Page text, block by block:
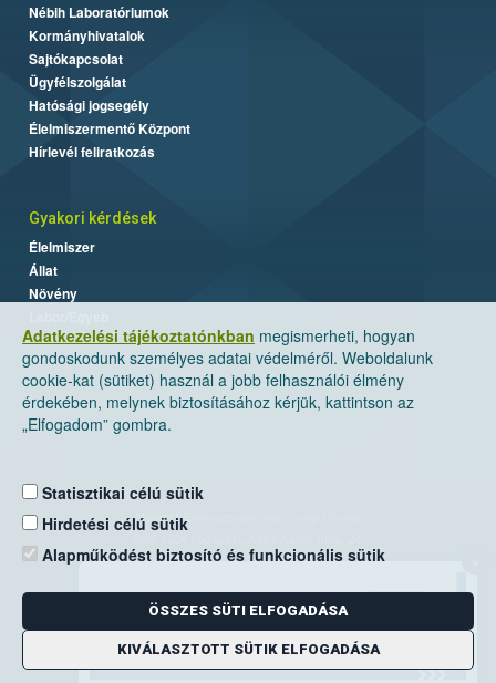
Adatkezelési tájékoztatónkban megismerheti, hogyan
gondoskodunk személyes adatai védelméről. Weboldalunk
cookie-kat (sütiket) használ a jobb felhasználói élmény
érdekében, melynek biztosításához kérjük, kattintson az
„Elfogadom” gombra.
Statisztikai célú sütik
Hirdetési célú sütik
Alapműködést biztosító és funkcionális sütik
ÖSSZES SÜTI ELFOGADÁSA
KIVÁLASZTOTT SÜTIK ELFOGADÁSA
Nébih Laboratóriumok
Kormányhivatalok
Sajtókapcsolat
Ügyfélszolgálat
Hatósági jogsegély
Élelmiszermentő Központ
Hírlevél feliratkozás
Gyakori kérdések
Élelmiszer
Állat
Növény
Nemzeti Élelmiszerlánc-biztonsági Hivatal
Levelezési cím: 1525 Budapest. Pf. 30.
E-mail:ugyfelszolgalat@nebih.gov.hu
Zöld szám: 06-80/263-244
Telefon: 06-1/ 336-9000